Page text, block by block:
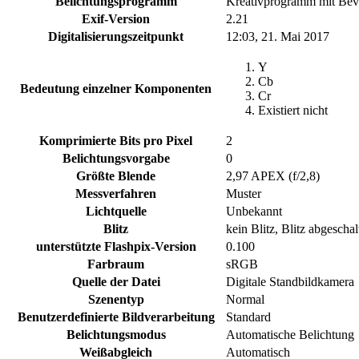
Exif-Version
2.21
Digitalisierungszeitpunkt
12:03, 21. Mai 2017
Bedeutung einzelner Komponenten
Y
Cb
Cr
Existiert nicht
Komprimierte Bits pro Pixel
2
Belichtungsvorgabe
0
Größte Blende
2,97 APEX (f/2,8)
Messverfahren
Muster
Lichtquelle
Unbekannt
Blitz
kein Blitz, Blitz
unterstützte Flashpix-Version
0.100
Farbraum
sRGB
Quelle der Datei
Digitale Standbildkamera
Szenentyp
Normal
Benutzerdefinierte Bildverarbeitung
Standard
Belichtungsmodus
Automatische Belichtung
Weißabgleich
Automatisch